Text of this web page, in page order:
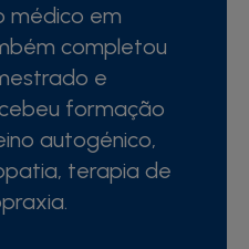
médico em
completou
e
formação
autogénico,
terapia de